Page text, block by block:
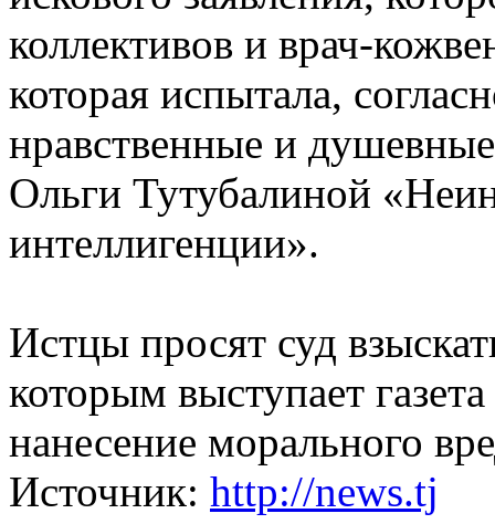
коллективов и врач-
которая испытала,
нравственные и
Ольги Тутубалиной
интеллигенции».
Истцы просят суд
которым выступает
нанесение морального
Источник: http://news.tj